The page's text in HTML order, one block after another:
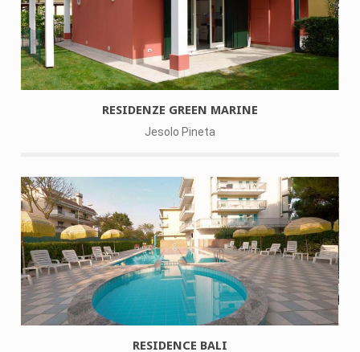
RESIDENZE GREEN MARINE
Jesolo Pineta
RESIDENCE BALI